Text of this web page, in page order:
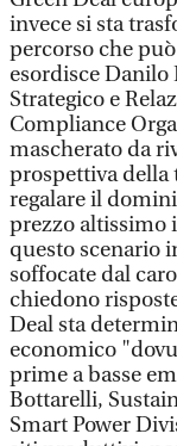
invece si sta
percorso che
esordisce
Strategico e
Compliance
mascherato da
prospettiva della
regalare il
prezzo altissimo
questo scenario
soffocate dal
chiedono
Deal sta
economico
prime a basse
Bottarelli,
Smart Power